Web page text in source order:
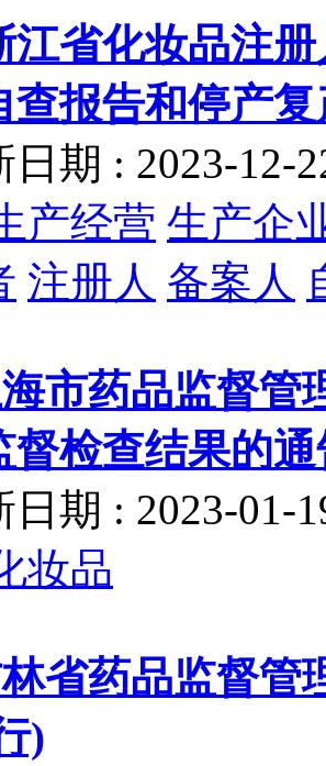
江省化妆品注
查报告和停产
日期 : 2023-12-
产经营 生产企
注册人 备案人
市药品监督管
督检查结果的
日期 : 2023-01-
妆品
省药品监督管
)